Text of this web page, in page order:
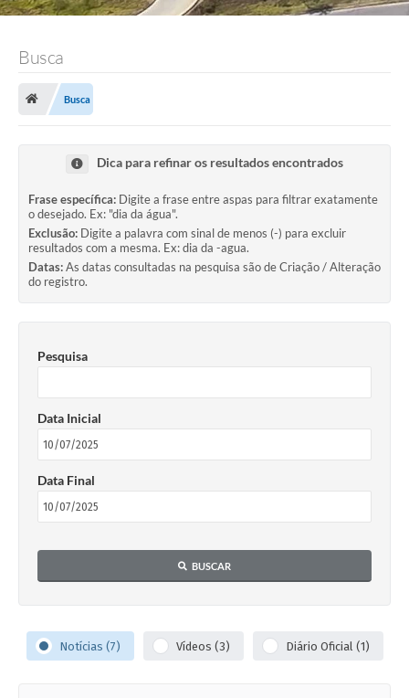
Busca
Busca
Dica para refinar os resultados encontrados
Frase específica: Digite a frase entre aspas para filtrar exatamente
o desejado. Ex: "dia da água".
Exclusão: Digite a palavra com sinal de menos (-) para excluir
resultados com a mesma. Ex: dia da -agua.
Datas:As datas consultadas na pesquisa são de Criação / Alteração
do registro.
Pesquisa
Data Inicial
Data Final
BUSCAR
Notícias (7) Vídeos (3) Diário Oficial (1)